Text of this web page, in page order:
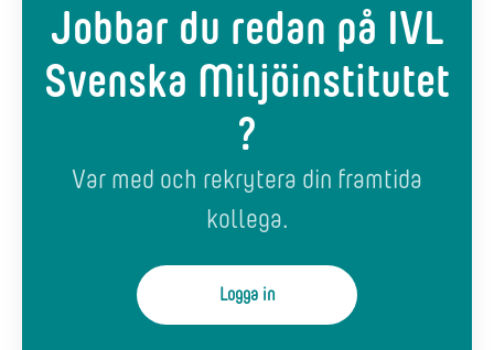
Jobbar du redan på IVL
Svenska Miljöinstitutet
?
Var med och rekrytera din framtida
kollega.
Logga in